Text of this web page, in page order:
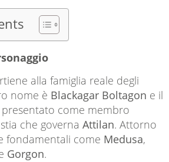
alla famiglia reale degli
nome è Blackagar Boltagon e il
come membro
che governa Attilan. Attorno
fondamentali come Medusa,
Gorgon.